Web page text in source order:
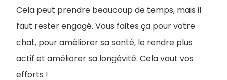
Cela peut prendre beaucoup de temps, mais il
faut rester engagé. Vous faites ça pour votre
chat, pour améliorer sa santé, le rendre plus
actif et améliorer sa longévité. Cela vaut vos
efforts !